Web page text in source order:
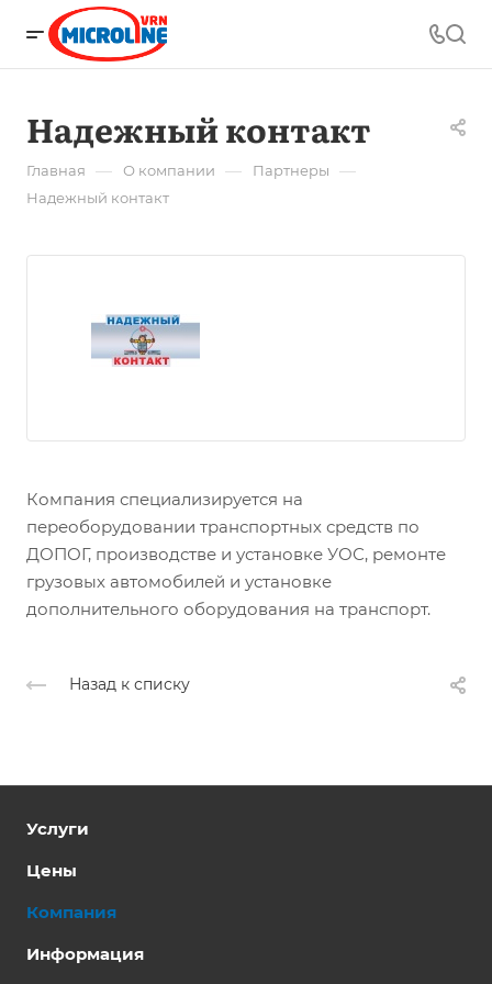
Надежный контакт
Главная — О компании — Партнеры —
Надежный контакт
Компания специализируется на
переоборудовании транспортных средств по
ДОПОГ, производстве и установке УОС, ремонте
грузовых автомобилей и установке
дополнительного оборудования на транспорт.
Назад к списку
Услуги
Цены
Компания
Информация